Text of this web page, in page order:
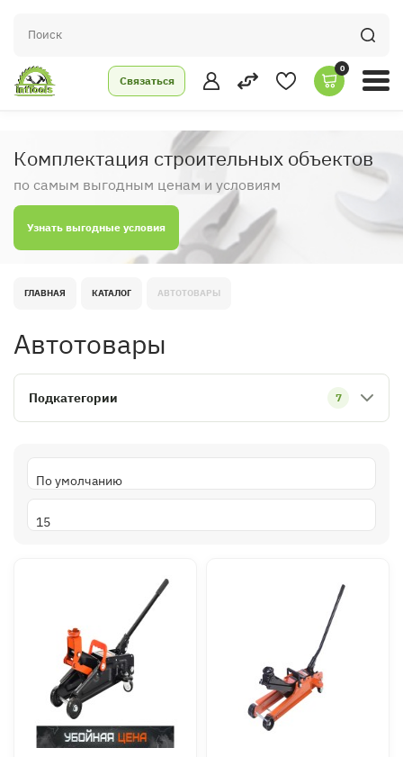
Связаться
0
Комплектация строительных объектов
по самым выгодным ценам и условиям
Узнать выгодные условия
ГЛАВНАЯ КАТАЛОГ АВТОТОВАРЫ
Автотовары
Подкатегории 7